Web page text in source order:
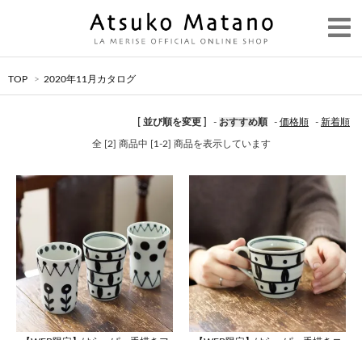
TOP > 2020年11月カタログ
[ 並び順を変更 ] - おすすめ順 - 価格順 - 新着順
全 [2] 商品中 [1-2] 商品を表示しています